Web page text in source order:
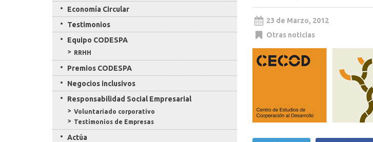
23 de Marzo, 2012
Otras noticias
Economía Circular
Testimonios
Equipo CODESPA
RRHH
Premios CODESPA
Negocios inclusivos
Responsabilidad Social Empresarial
Voluntariado corporativo
Testimonios de Empresas
Actúa